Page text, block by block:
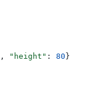
, "height" : 80 }